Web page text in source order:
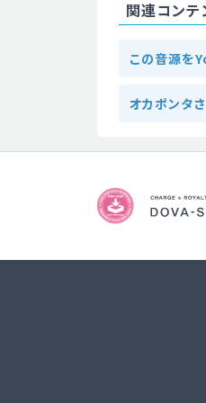
関連コンテ
この音源を
オカポンタ